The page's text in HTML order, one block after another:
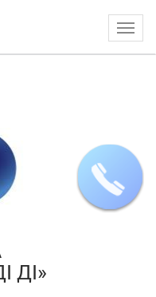
ДІ»